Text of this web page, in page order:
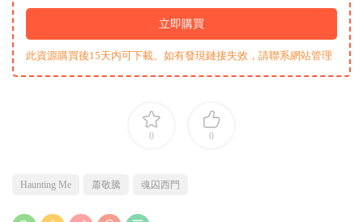
立即購買
此資源購買後15天内可下載。如有發現鏈接失效，請聯系網站管理
0 0
Haunting Me 蕭敬騰 魂囚西門